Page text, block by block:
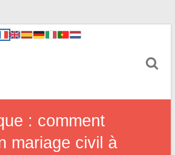
: comment
mariage civil à